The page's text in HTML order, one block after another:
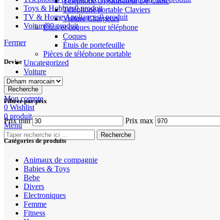
Téléphone portable Claviers
Voiture Chargeurs
Étuis et coques pour téléphone
Coques
Étuis de portefeuille
Pièces de téléphone portable
Uncategorized
Voiture
Recherche
Mon compte
0 Wishlist
0 produit 0DH
Menu
Recherche
Toys & Hobbies0 produit
TV & Home Appliances0 produit
Voiture89 produit
Fermer
Devise
Filtrer par prix
Prix min Prix max
Catégories de produits
Animaux de compagnie
Babies & Toys
Bebe
Divers
Electroniques
Femme
Fitness